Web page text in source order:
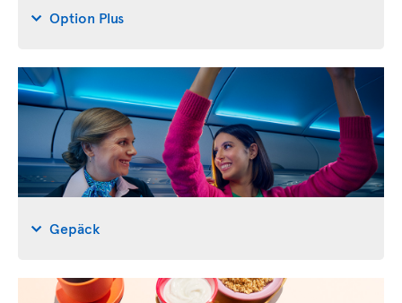
Option Plus
Gepäck